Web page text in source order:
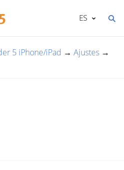
ES
5 iPhone/iPad → Ajustes →